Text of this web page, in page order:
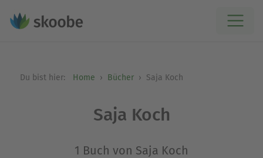
Du bist hier: Home Bücher Saja Koch
Saja Koch
1 Buch von Saja Koch